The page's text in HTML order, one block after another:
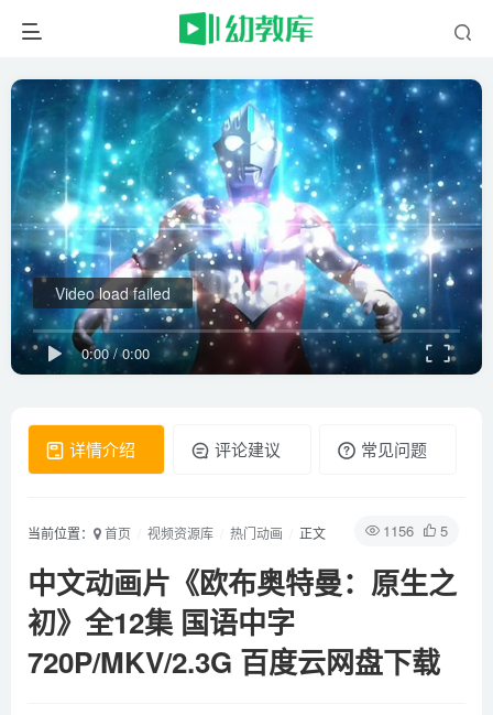
0:00/0:00
Video load failed
详情介绍 评论建议 常见问题
1156 5
当前位置： 首页 视频资源库 热门动画 正文
中文动画片《欧布奥特曼：原生之
初》全12集 国语中字
720P/MKV/2.3G 百度云网盘下载